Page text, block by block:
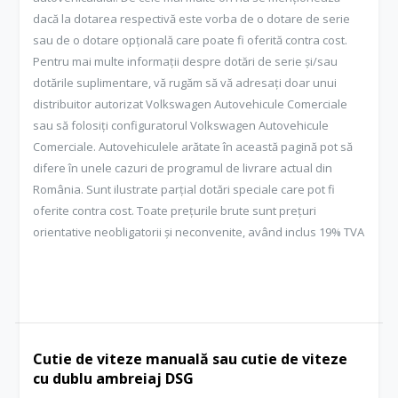
dacă la dotarea respectivă este vorba de o dotare de serie
sau de o dotare opțională care poate fi oferită contra cost.
Pentru mai multe informații despre dotări de serie și/sau
dotările suplimentare, vă rugăm să vă adresați doar unui
distribuitor autorizat Volkswagen Autovehicule Comerciale
sau să folosiți configuratorul Volkswagen Autovehicule
Comerciale. Autovehiculele arătate în această pagină pot să
difere în unele cazuri de programul de livrare actual din
România. Sunt ilustrate parțial dotări speciale care pot fi
oferite contra cost. Toate prețurile brute sunt prețuri
orientative neobligatorii și neconvenite, având inclus 19% TVA
Cutie de viteze manuală sau cutie de viteze
cu dublu ambreiaj DSG